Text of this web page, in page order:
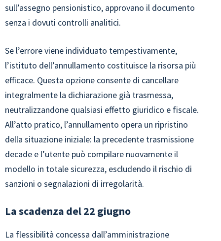
sull’assegno pensionistico, approvano il documento
senza i dovuti controlli analitici.
Se l’errore viene individuato tempestivamente,
l’istituto dell’annullamento costituisce la risorsa più
efficace. Questa opzione consente di cancellare
integralmente la dichiarazione già trasmessa,
neutralizzandone qualsiasi effetto giuridico e fiscale.
All’atto pratico, l’annullamento opera un ripristino
della situazione iniziale: la precedente trasmissione
decade e l’utente può compilare nuovamente il
modello in totale sicurezza, escludendo il rischio di
sanzioni o segnalazioni di irregolarità.
La scadenza del 22 giugno
La flessibilità concessa dall’amministrazione